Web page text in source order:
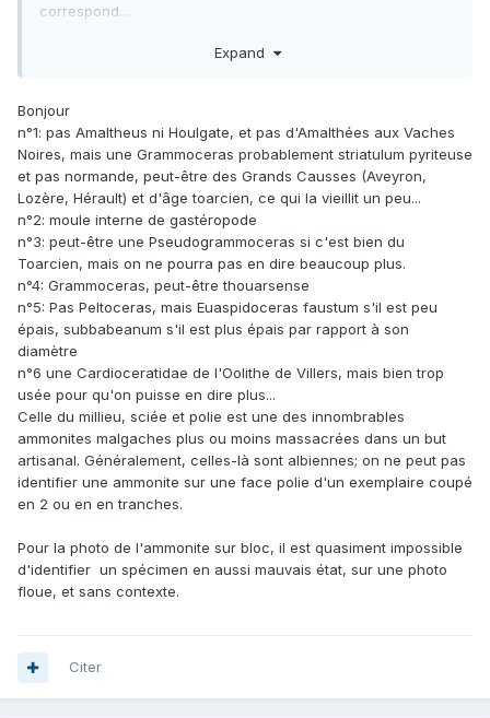
correspond...
pas dire de bêtise...
Expand
Bonjour
n°1: pas Amaltheus ni Houlgate, et pas d'Amalthées aux Vaches
Noires, mais une Grammoceras probablement striatulum pyriteuse
et pas normande, peut-être des Grands Causses (Aveyron,
Lozère, Hérault) et d'âge toarcien, ce qui la vieillit un peu...
n°2: moule interne de gastéropode
n°3: peut-être une Pseudogrammoceras si c'est bien du
Toarcien, mais on ne pourra pas en dire beaucoup plus.
n°4: Grammoceras, peut-être thouarsense
n°5: Pas Peltoceras, mais Euaspidoceras faustum s'il est peu
épais, subbabeanum s'il est plus épais par rapport à son
diamètre
n°6 une Cardioceratidae de l'Oolithe de Villers, mais bien trop
usée pour qu'on puisse en dire plus...
Celle du millieu, sciée et polie est une des innombrables
ammonites malgaches plus ou moins massacrées dans un but
artisanal. Généralement, celles-là sont albiennes; on ne peut pas
identifier une ammonite sur une face polie d'un exemplaire coupé
en 2 ou en en tranches.
Pour la photo de l'ammonite sur bloc, il est quasiment impossible
d'identifier un spécimen en aussi mauvais état, sur une photo
floue, et sans contexte.
Citer